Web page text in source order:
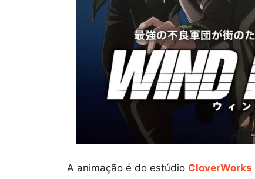
A animação é do estúdio CloverWorks